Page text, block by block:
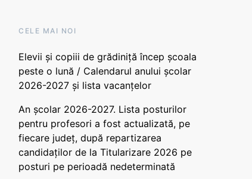
CELE MAI NOI
Elevii și copiii de grădiniță încep școala
peste o lună / Calendarul anului școlar
2026-2027 și lista vacanțelor
An școlar 2026-2027. Lista posturilor
pentru profesori a fost actualizată, pe
fiecare județ, după repartizarea
candidaților de la Titularizare 2026 pe
posturi pe perioadă nedeterminată